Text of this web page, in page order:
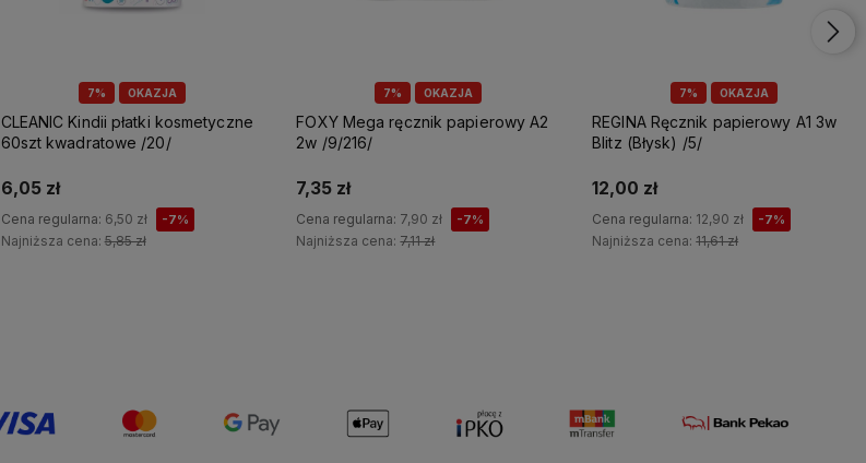
7% OKAZJA
CLEANIC Kindii płatki kosmetyczne
60szt kwadratowe /20/
6,05 zł
Cena regularna: 6,50 zł -7%
Najniższa cena:5,85 zł
7% OKAZJA
FOXY Mega ręcznik papierowy A2
2w /9/216/
7,35 zł
Cena regularna: 7,90 zł -7%
Najniższa cena:7,11 zł
7% OKAZJA
REGINA Ręcznik papierowy A1 3w
Blitz (Błysk) /5/
12,00 zł
Cena regularna: 12,90 zł -7%
Najniższa cena:11,61 zł